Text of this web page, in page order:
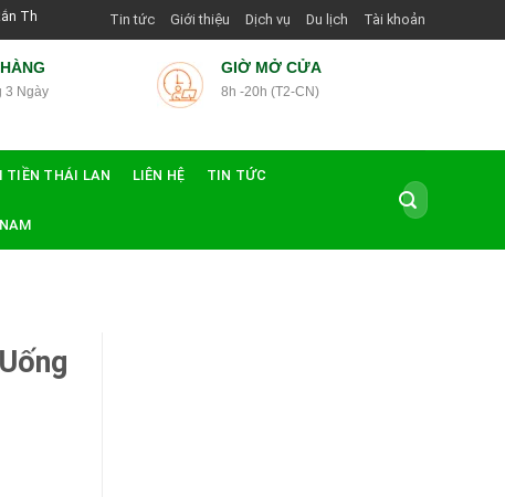
Hướng Dẫn Viên Shop | Với Giá Tốt Nhất
Tin tức Giới thiệu Dịch vụ Du lịch Tài khoản
3 Ngày
GIỜ MỞ CỬA
8h -20h (T2-CN)
TIỀN THÁI LAN LIÊN HỆ TIN TỨC
Tìm
kiếm: